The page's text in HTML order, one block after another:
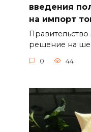
введения
на импорт
решение на
0 44